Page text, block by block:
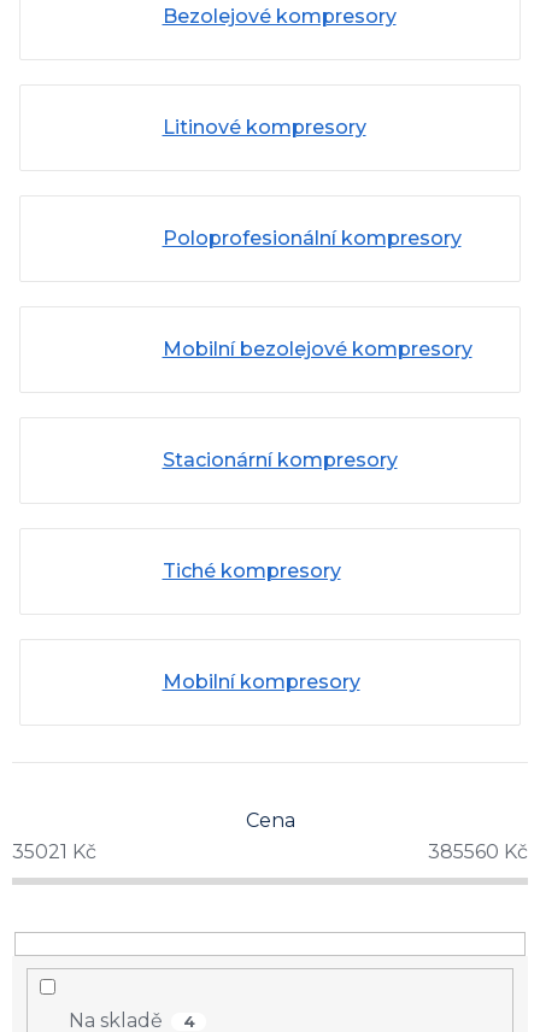
Bezolejové kompresory
Litinové kompresory
Poloprofesionální kompresory
Mobilní bezolejové kompresory
Stacionární kompresory
Tiché kompresory
Mobilní kompresory
Cena
35021 Kč 385560 Kč
Na skladě 4